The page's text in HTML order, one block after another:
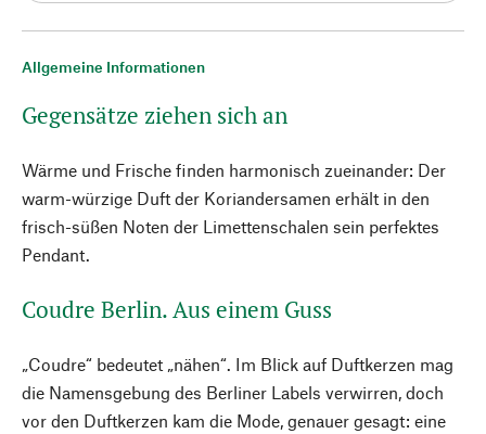
Allgemeine Informationen
Gegensätze ziehen sich an
Wärme und Frische finden harmonisch zueinander: Der
warm-würzige Duft der Koriandersamen erhält in den
frisch-süßen Noten der Limettenschalen sein perfektes
Pendant.
Coudre Berlin. Aus einem Guss
„Coudre“ bedeutet „nähen“. Im Blick auf Duftkerzen mag
die Namensgebung des Berliner Labels verwirren, doch
vor den Duftkerzen kam die Mode, genauer gesagt: eine